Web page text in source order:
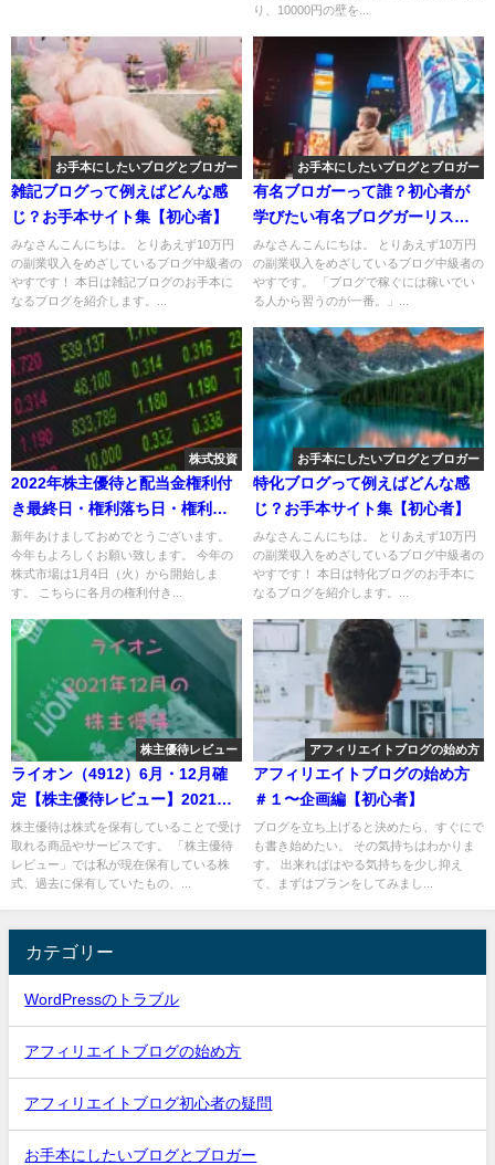
り、10000円の壁を...
お手本にしたいブログとブロガー
雑記ブログって例えばどんな感
じ？お手本サイト集【初心者】
みなさんこんにちは。 とりあえず10万円
の副業収入をめざしているブログ中級者の
やすです！ 本日は雑記ブログのお手本に
なるブログを紹介します。...
お手本にしたいブログとブロガー
有名ブロガーって誰？初心者が
学びたい有名ブログガーリスト
公開
みなさんこんにちは。 とりあえず10万円
の副業収入をめざしているブログ中級者の
やすです。 「ブログで稼ぐには稼いでい
る人から習うのが一番。」...
株式投資
2022年株主優待と配当金権利付
き最終日・権利落ち日・権利確
定日一覧
新年あけましておめでとうございます。
今年もよろしくお願い致します。 今年の
株式市場は1月4日（火）から開始しま
す。 こちらに各月の権利付き...
お手本にしたいブログとブロガー
特化ブログって例えばどんな感
じ？お手本サイト集【初心者】
みなさんこんにちは。 とりあえず10万円
の副業収入をめざしているブログ中級者の
やすです！ 本日は特化ブログのお手本に
なるブログを紹介します。...
株主優待レビュー
ライオン（4912）6月・12月確
定【株主優待レビュー】2021年
12月確定分
株主優待は株式を保有していることで受け
取れる商品やサービスです。 「株主優待
レビュー」では私が現在保有している株
式、過去に保有していたもの、...
アフィリエイトブログの始め方
アフィリエイトブログの始め方
＃１〜企画編【初心者】
ブログを立ち上げると決めたら、すぐにで
も書き始めたい。 その気持ちはわかりま
す。 出来ればはやる気持ちを少し抑え
て、まずはプランをしてみまし...
カテゴリー
WordPressのトラブル
アフィリエイトブログの始め方
アフィリエイトブログ初心者の疑問
お手本にしたいブログとブロガー